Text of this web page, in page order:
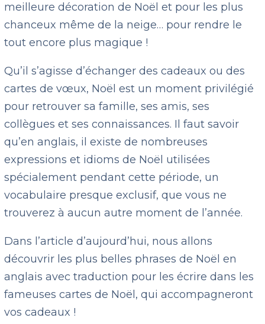
meilleure décoration de Noël et pour les plus
chanceux même de la neige… pour rendre le
tout encore plus magique !
Qu’il s’agisse d’échanger des cadeaux ou des
cartes de vœux, Noël est un moment privilégié
pour retrouver sa famille, ses amis, ses
collègues et ses connaissances. Il faut savoir
qu’en anglais, il existe de nombreuses
expressions et idioms de Noël utilisées
spécialement pendant cette période, un
vocabulaire presque exclusif, que vous ne
trouverez à aucun autre moment de l’année.
Dans l’article d’aujourd’hui, nous allons
découvrir les plus belles phrases de Noël en
anglais avec traduction pour les écrire dans les
fameuses cartes de Noël, qui accompagneront
vos cadeaux !